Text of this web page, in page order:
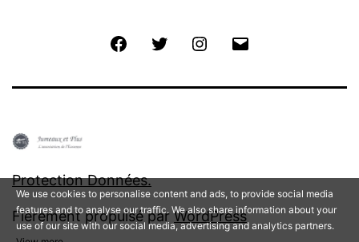
FacebookTwitter Instagram
Protection Données.
Fièrement propulsé parWordPress
We use cookies to personalise content and ads, to provide social media
features and to analyse our traffic. We also share information about your
use of our site with our social media, advertising and analytics partners.